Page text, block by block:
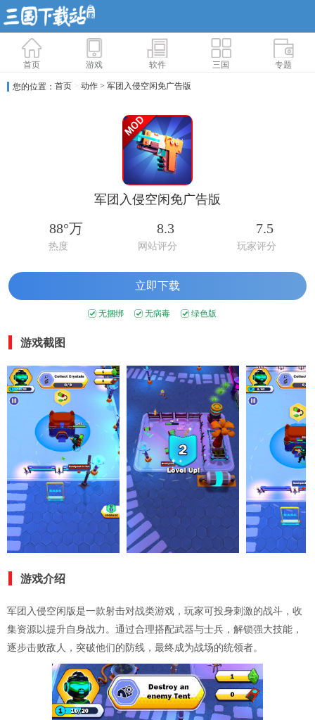
首页 游戏 软件 三国 专题
您的位置： 首页 > 动作 > 军团入侵空闲免广告版
军团入侵空闲免广告版
88°万
热度
8.3
网站评分
7.5
玩家评分
立即下载
无捆绑 无病毒 绿色版
游戏截图
游戏介绍
军团入侵空闲版是一款射击对战类游戏，玩家可投身刺激的战斗，收
集资源以提升自身战力。通过合理搭配武器与士兵，解锁强大技能，
逐步击败敌人，突破他们的防线，最终成为战场的统领者。